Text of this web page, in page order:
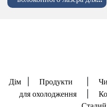
лазерного різання листового
Дім Продукти
для охолодження